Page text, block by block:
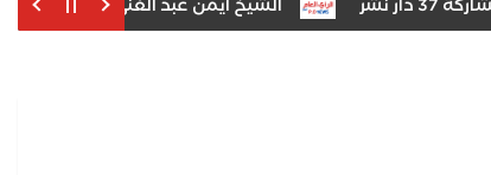
الشيخ أيمن عبد الغني يعتمد نتيجة الدور